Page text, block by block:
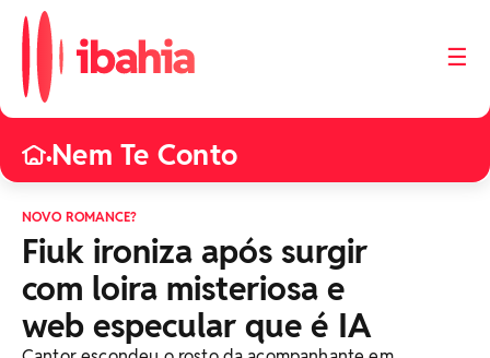
☰
•Nem Te Conto
NOVO ROMANCE?
Fiuk ironiza após surgir
com loira misteriosa e
web especular que é IA